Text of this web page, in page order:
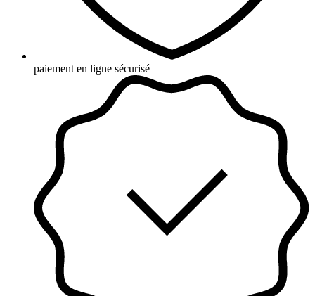
paiement en ligne sécurisé